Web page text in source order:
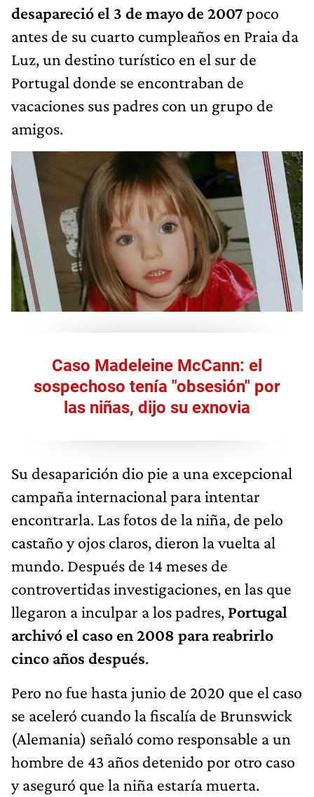
desapareció el 3 de mayo de 2007poco
antes de su cuarto cumpleaños en Praia da
Luz, un destino turístico en el sur de
Portugal donde se encontraban de
vacaciones sus padres con un grupo de
amigos.
Caso Madeleine McCann: el
sospechoso tenía "obsesión" por
las niñas, dijo su exnovia
Su desaparición dio pie a una excepcional
campaña internacional para intentar
encontrarla. Las fotos de la niña, de pelo
castaño y ojos claros, dieron la vuelta al
mundo. Después de 14 meses de
controvertidas investigaciones, en las que
llegaron a inculpar a los padres, Portugal
archivó el caso en 2008 para reabrirlo
cinco años después.
Pero no fue hasta junio de 2020 que el caso
se aceleró cuando la fiscalía de Brunswick
(Alemania) señaló como responsable a un
hombre de 43 años detenido por otro caso
y aseguró que la niña estaría muerta.